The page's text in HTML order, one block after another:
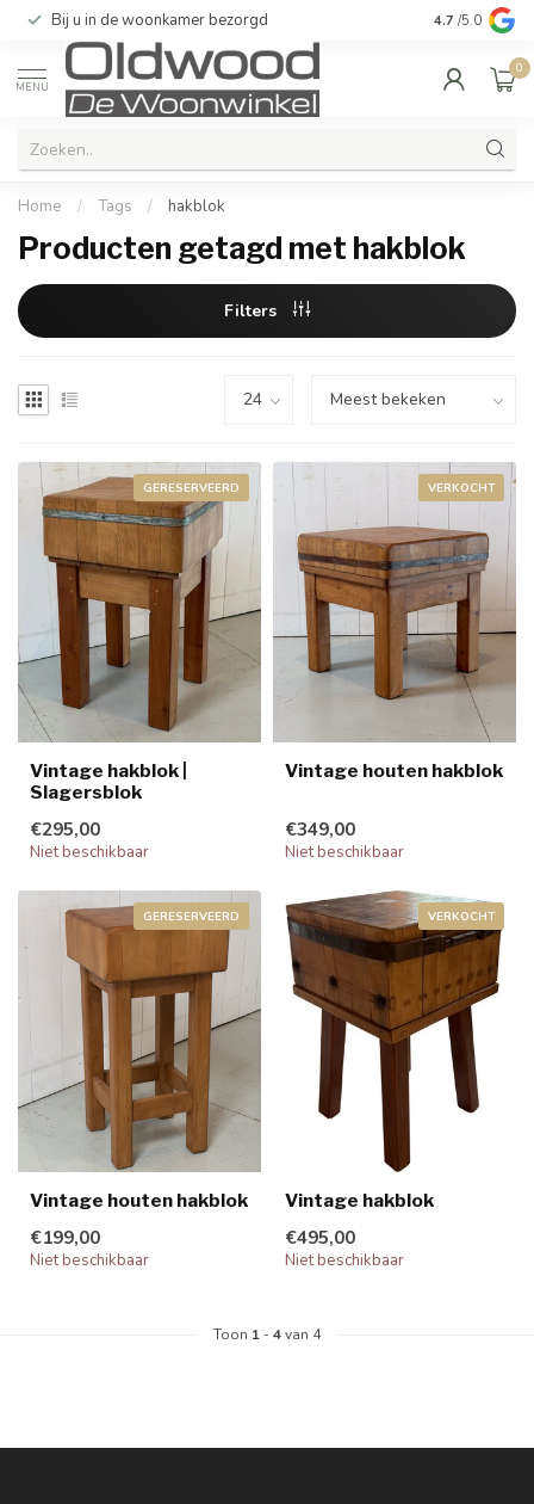
Bij u in de woonkamer bezorgd Kwaliteit &
4.7 /5.0
MENU
0
Home / Tags / hakblok
Producten getagd met hakblok
Filters
GERESERVEERD
Vintage hakblok |
Slagersblok
€295,00
Niet beschikbaar
VERKOCHT
Vintage houten hakblok
€349,00
Niet beschikbaar
GERESERVEERD
Vintage houten hakblok
€199,00
Niet beschikbaar
VERKOCHT
Vintage hakblok
€495,00
Niet beschikbaar
Toon 1 -4van 4